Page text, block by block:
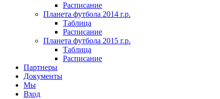
Расписание
Планета футбола 2014 г.р.
Таблица
Расписание
Планета футбола 2015 г.р.
Таблица
Расписание
Партнеры
Документы
Мы
Вход